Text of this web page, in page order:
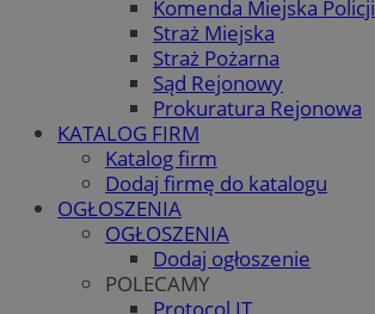
Komenda Miejska Policji
Straż Miejska
Straż Pożarna
Sąd Rejonowy
Prokuratura Rejonowa
KATALOG FIRM
Katalog firm
Dodaj firmę do katalogu
OGŁOSZENIA
OGŁOSZENIA
Dodaj ogłoszenie
POLECAMY